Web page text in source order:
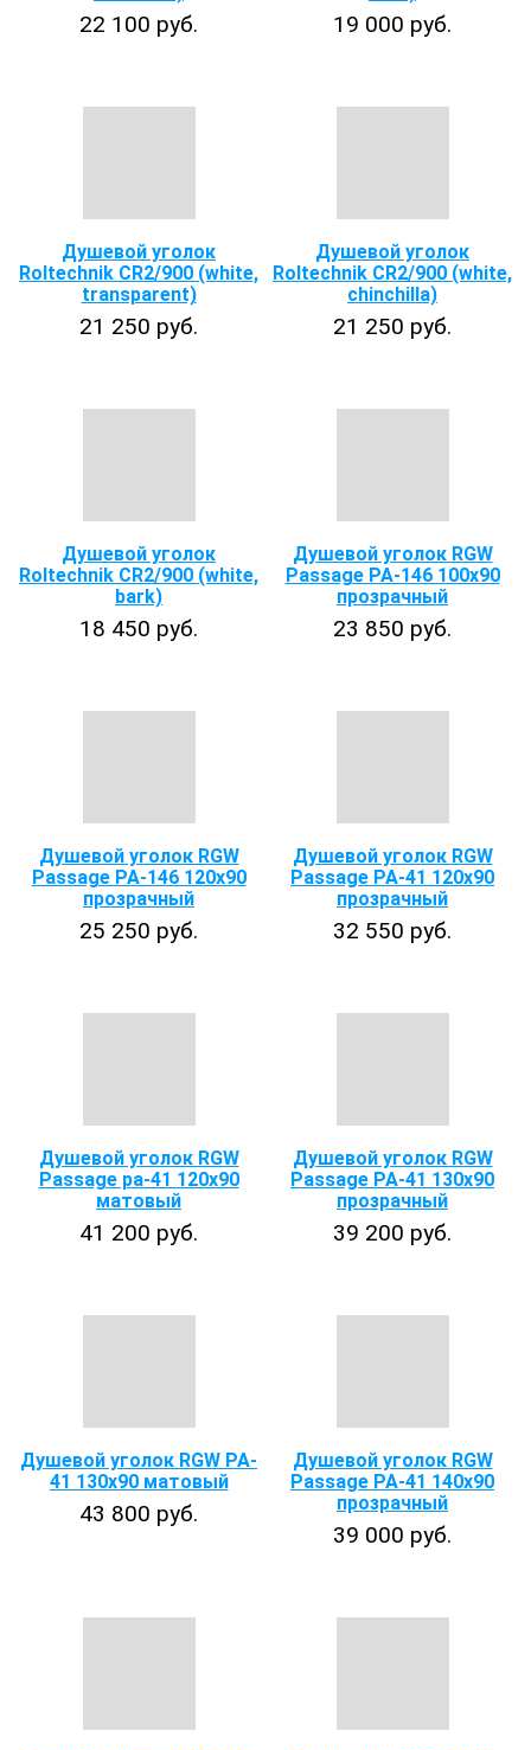
22 100 руб. 19 000 руб.
Душевой уголок
Roltechnik CR2/900 (white,
transparent)
21 250 руб.
Душевой уголок
Roltechnik CR2/900 (white,
chinchilla)
21 250 руб.
Душевой уголок
Roltechnik CR2/900 (white,
bark)
18 450 руб.
Душевой уголок RGW
Passage PA-146 100x90
прозрачный
23 850 руб.
Душевой уголок RGW
Passage PA-146 120x90
прозрачный
25 250 руб.
Душевой уголок RGW
Passage PA-41 120х90
прозрачный
32 550 руб.
Душевой уголок RGW
Passage pa-41 120х90
матовый
41 200 руб.
Душевой уголок RGW
Passage PA-41 130х90
прозрачный
39 200 руб.
Душевой уголок RGW PA-
41 130x90 матовый
43 800 руб.
Душевой уголок RGW
Passage PA-41 140х90
прозрачный
39 000 руб.